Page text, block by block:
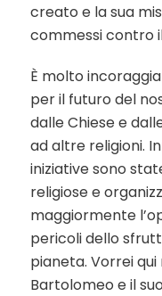
creato e la sua
commessi contro
È molto
per il futuro del
dalle Chiese e
ad altre religioni.
iniziative sono
religiose e
maggiormente
pericoli dello
pianeta. Vorrei
Bartolomeo e il